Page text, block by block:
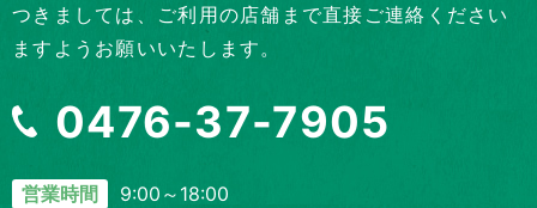
つきましては、ご利用の店舗まで直接ご連絡ください
ますようお願いいたします。
0476-37-7905
営業時間
9:00～18:00